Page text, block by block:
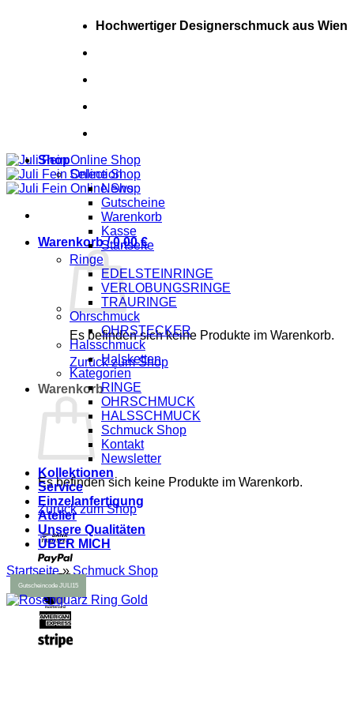
Hochwertiger Designerschmuck aus Wien
Warenkorb /0,00€
Es befinden sich keine Produkte im Warenkorb.
Zurück zum Shop
Warenkorb
Es befinden sich keine Produkte im Warenkorb.
Zurück zum Shop
Bank
Transfer
PayPal
Visa
MasterCard
Stripe
Shop
Selection
News
Gutscheine
Warenkorb
Kasse
Startseite
Ringe
EDELSTEINRINGE
VERLOBUNGSRINGE
TRAURINGE
Ohrschmuck
OHRSTECKER
Halsschmuck
Halsketten
Kategorien
RINGE
OHRSCHMUCK
HALSSCHMUCK
Schmuck Shop
Kontakt
Newsletter
Kollektionen
Service
Einzelanfertigung
Atelier
Unsere Qualitäten
ÜBER MICH
Startseite » Schmuck Shop